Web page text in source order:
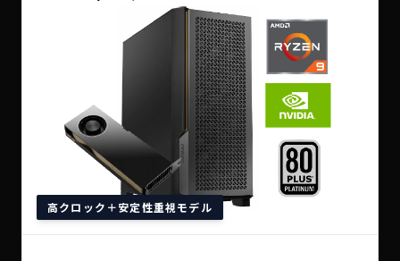
高クロック＋安定性重視モデル